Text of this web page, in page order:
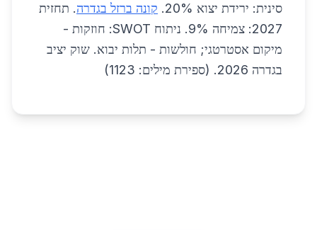
סינית: ירידת יצוא 20%.
קונה ברזל בגדרה. תחזית
2027: צמיחה 9%. ניתוח SWOT: חוזקות -
מיקום אסטרטגי; חולשות - תלות יבוא. שוק יציב
בגדרה 2026. (ספירת מילים: 1123)